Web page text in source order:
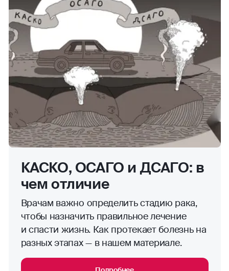
КАСКО, ОСАГО и ДСАГО: в
чем отличие
Врачам важно определить стадию рака,
чтобы назначить правильное лечение
и спасти жизнь. Как протекает болезнь на
разных этапах — в нашем материале.